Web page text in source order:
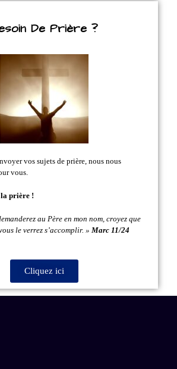
De Prière ?
vos sujets de prière, nous nous
vous.
prière !
au Père en mon nom, croyez que
le verrez s’accomplir. »Marc 11/24
Cliquez ici